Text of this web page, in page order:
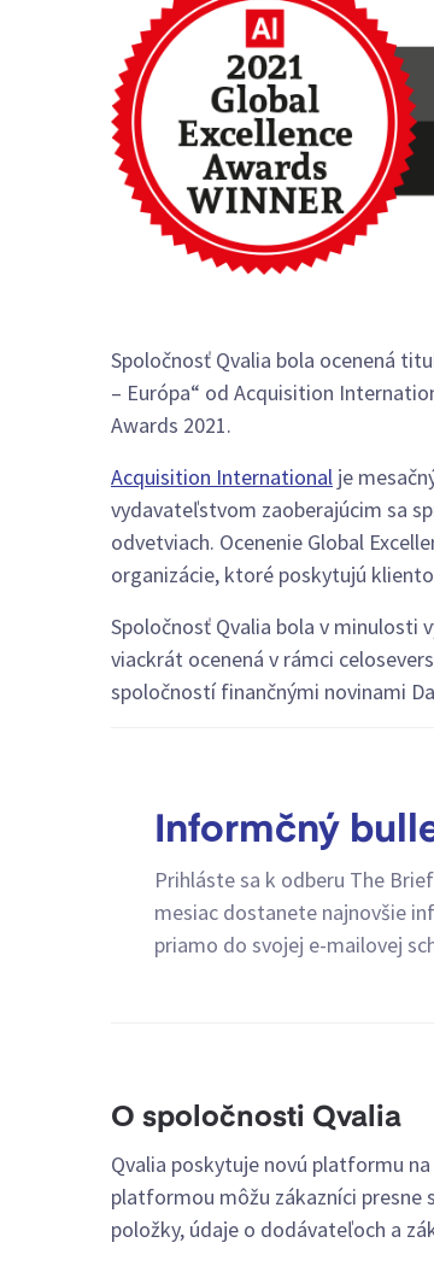
Spoločnosť Qvalia bola ocenená
– Európa“ od Acquisition
Awards 2021.
Acquisition International je
vydavateľstvom zaoberajúcim sa
odvetviach. Ocenenie Global
organizácie, ktoré poskytujú
Spoločnosť Qvalia bola v minulosti
viackrát ocenená v rámci
spoločností finančnými novinami
Informčný
Prihláste sa k odberu The
mesiac dostanete najnovšie
priamo do svojej e-mailovej
O spoločnosti Qvalia
Qvalia poskytuje novú platformu
platformou môžu zákazníci
položky, údaje o dodávateľoch a